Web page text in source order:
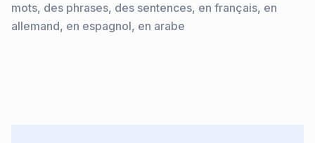
mots, des phrases, des sentences, en français, en
allemand, en espagnol, en arabe